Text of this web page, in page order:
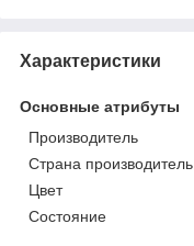
Характеристики
Основные атрибуты
Производитель
Страна производитель
Цвет
Состояние